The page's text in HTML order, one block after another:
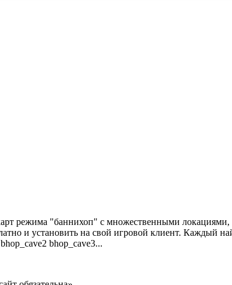
режима "баннихоп" с множественными
и установить на свой игровой клиент. Каждый
bhop_cave3...